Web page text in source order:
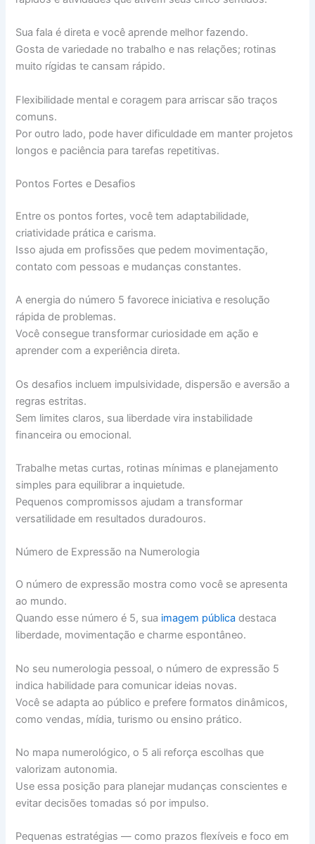
Sua fala é direta e você aprende melhor fazendo.
Gosta de variedade no trabalho e nas relações; rotinas
muito rígidas te cansam rápido.
Flexibilidade mental e coragem para arriscar são traços
comuns.
Por outro lado, pode haver dificuldade em manter projetos
longos e paciência para tarefas repetitivas.
Pontos Fortes e Desafios
Entre os pontos fortes, você tem adaptabilidade,
criatividade prática e carisma.
Isso ajuda em profissões que pedem movimentação,
contato com pessoas e mudanças constantes.
A energia do número 5 favorece iniciativa e resolução
rápida de problemas.
Você consegue transformar curiosidade em ação e
aprender com a experiência direta.
Os desafios incluem impulsividade, dispersão e aversão a
regras estritas.
Sem limites claros, sua liberdade vira instabilidade
financeira ou emocional.
Trabalhe metas curtas, rotinas mínimas e planejamento
simples para equilibrar a inquietude.
Pequenos compromissos ajudam a transformar
versatilidade em resultados duradouros.
Número de Expressão na Numerologia
O número de expressão mostra como você se apresenta
ao mundo.
Quando esse número é 5, sua imagem pública destaca
liberdade, movimentação e charme espontâneo.
No seu numerologia pessoal, o número de expressão 5
indica habilidade para comunicar ideias novas.
Você se adapta ao público e prefere formatos dinâmicos,
como vendas, mídia, turismo ou ensino prático.
No mapa numerológico, o 5 ali reforça escolhas que
valorizam autonomia.
Use essa posição para planejar mudanças conscientes e
evitar decisões tomadas só por impulso.
Pequenas estratégias — como prazos flexíveis e foco em